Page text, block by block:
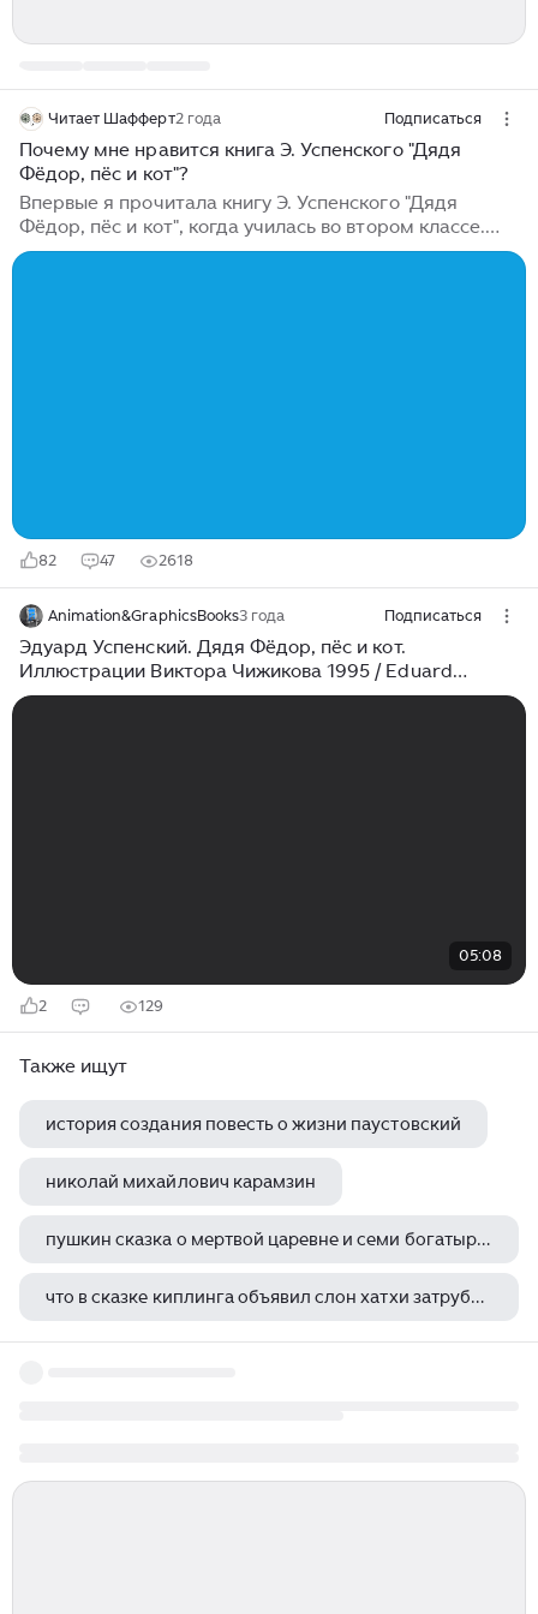
Читает Шафферт2 года Подписаться
Почему мне нравится книга Э. Успенского "Дядя
Фёдор, пёс и кот"?
Впервые я прочитала книгу Э. Успенского "Дядя
Фёдор, пёс и кот", когда училась во втором классе.
Мне дала ее почитать подруга, и я перечитала
82 47 2618
Animation&GraphicsBooks3 года Подписаться
Эдуард Успенский. Дядя Фёдор, пёс и кот.
Иллюстрации Виктора Чижикова 1995 / Eduard
Uspensky. Uncle Fedya, His Dog, and His Cat. 1995
05:08
2 129
Также ищут
история создания повесть о жизни паустовский
николай михайлович карамзин
пушкин сказка о мертвой царевне и семи богатырях герои главные
что в сказке киплинга объявил слон хатхи затрубив у водопада